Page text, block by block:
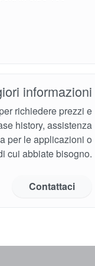
informazioni
richiedere prezzi e
history, assistenza
per le applicazioni o
cui abbiate bisogno.
Contattaci